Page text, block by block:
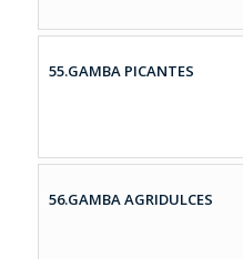
55.GAMBA PICANTES
56.GAMBA AGRIDULCES